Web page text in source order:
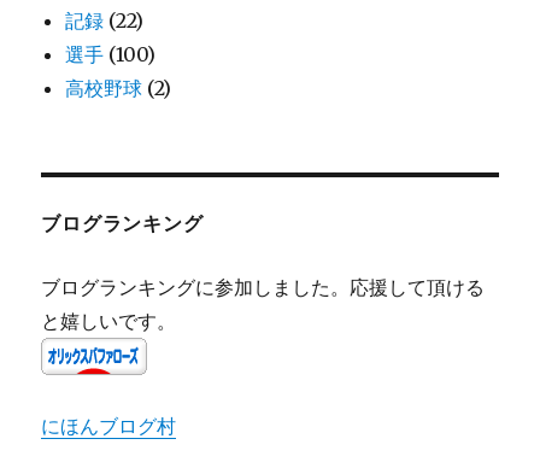
記録 (22)
選手 (100)
高校野球 (2)
ブログランキング
ブログランキングに参加しました。応援して頂ける
と嬉しいです。
にほんブログ村